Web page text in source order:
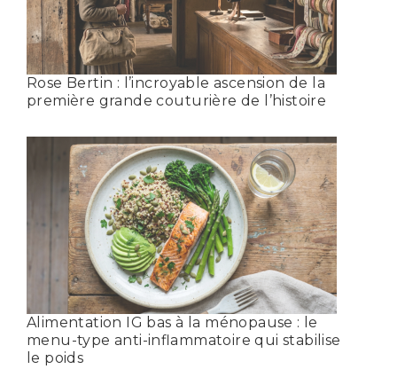
Rose Bertin : l’incroyable ascension de la
première grande couturière de l’histoire
Alimentation IG bas à la ménopause : le
menu-type anti-inflammatoire qui stabilise
le poids